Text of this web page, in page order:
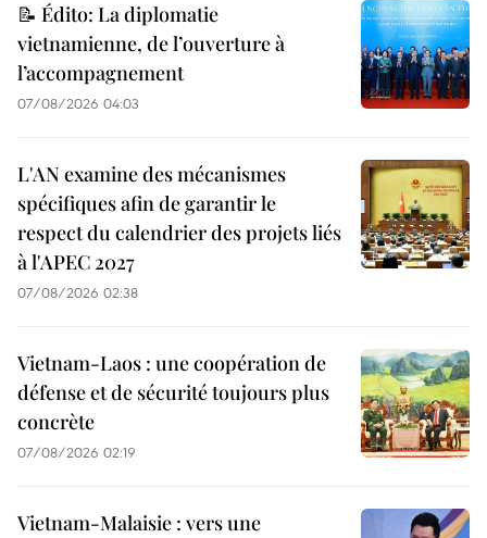
📝 Édito: La diplomatie
vietnamienne, de l’ouverture à
l’accompagnement
07/08/2026 04:03
L'AN examine des mécanismes
spécifiques afin de garantir le
respect du calendrier des projets liés
à l'APEC 2027
07/08/2026 02:38
Vietnam-Laos : une coopération de
défense et de sécurité toujours plus
concrète
07/08/2026 02:19
Vietnam-Malaisie : vers une